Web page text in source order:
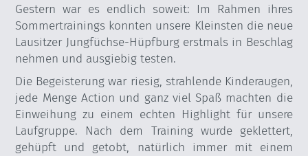
Gestern war es endlich soweit: Im Rahmen ihres
Sommertrainings konnten unsere Kleinsten die neue
Lausitzer Jungfüchse-Hüpfburg erstmals in Beschlag
nehmen und ausgiebig testen.
Die Begeisterung war riesig, strahlende Kinderaugen,
jede Menge Action und ganz viel Spaß machten die
Einweihung zu einem echten Highlight für unsere
Laufgruppe. Nach dem Training wurde geklettert,
gehüpft und getobt, natürlich immer mit einem